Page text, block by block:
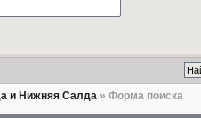
и Нижняя Салда» Форма поиска